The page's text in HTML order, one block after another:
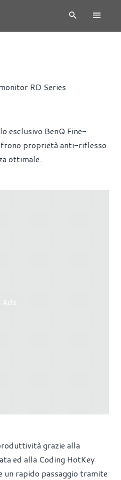
RD Series
esclusivo BenQ Fine-
proprietà anti-riflesso
ottimale.
grazie alla
ed alla Coding HotKey
un rapido passaggio tramite